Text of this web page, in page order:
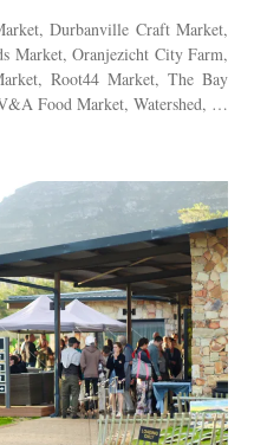
Durbanville Craft Market,
Market, Oranjezicht City Farm,
Root44 Market, The Bay
Food Market, Watershed, …